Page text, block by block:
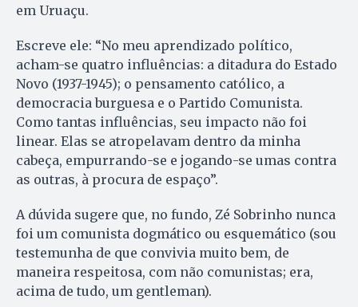
em Uruaçu.
Escreve ele: “No meu aprendizado político,
acham-se quatro influências: a ditadura do Estado
Novo (1937-1945); o pensamento católico, a
democracia burguesa e o Partido Comunista.
Como tantas influências, seu impacto não foi
linear. Elas se atropelavam dentro da minha
cabeça, empurrando-se e jogando-se umas contra
as outras, à procura de espaço”.
A dúvida sugere que, no fundo, Zé Sobrinho nunca
foi um comunista dogmático ou esquemático (sou
testemunha de que convivia muito bem, de
maneira respeitosa, com não comunistas; era,
acima de tudo, um gentleman).